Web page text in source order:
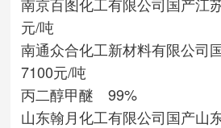
元/吨
南通众合化工新材料有限公司
7100元/吨
丙二醇甲醚 99%
山东翰月化工有限公司国产山